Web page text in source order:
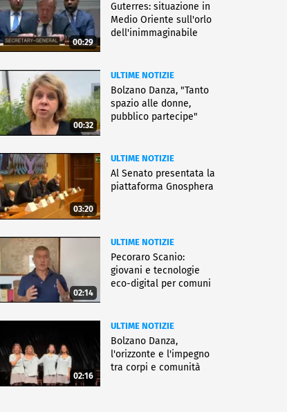
00:29
Guterres: situazione in
Medio Oriente sull'orlo
dell'inimmaginabile
00:32
ULTIME NOTIZIE
Bolzano Danza, "Tanto
spazio alle donne,
pubblico partecipe"
03:20
ULTIME NOTIZIE
Al Senato presentata la
piattaforma Gnosphera
02:14
ULTIME NOTIZIE
Pecoraro Scanio:
giovani e tecnologie
eco-digital per comuni
02:16
ULTIME NOTIZIE
Bolzano Danza,
l'orizzonte e l'impegno
tra corpi e comunità